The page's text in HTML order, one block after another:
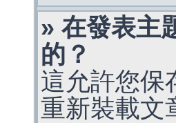
» 在發表主
的？
這允許您保
重新裝載文